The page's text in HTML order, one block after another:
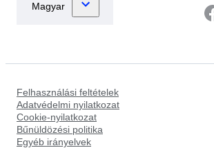
Felhasználási feltételek
Adatvédelmi nyilatkozat
Cookie-nyilatkozat
Bűnüldözési politika
Egyéb irányelvek